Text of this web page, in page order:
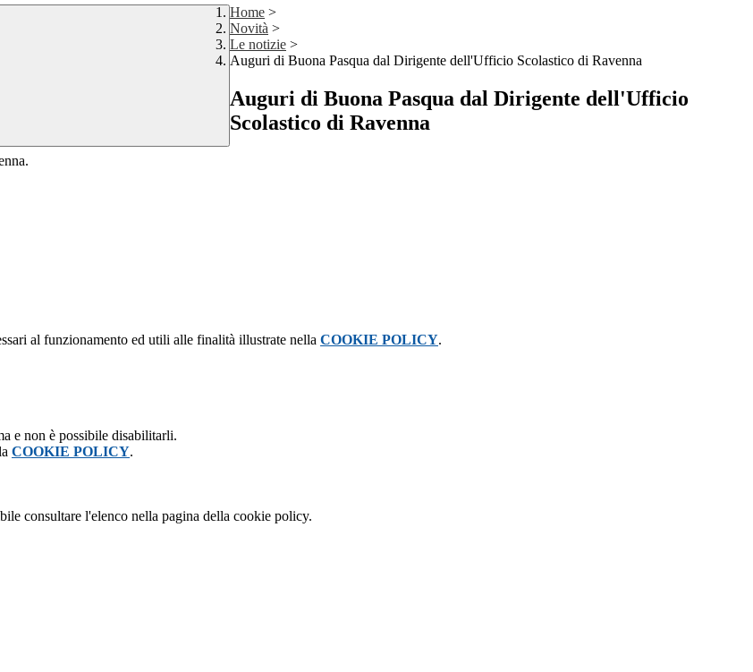
Home >
Novità >
Le notizie >
Auguri di Buona Pasqua dal Dirigente dell'Ufficio Scolastico di Ravenna
Auguri di Buona Pasqua dal Dirigente dell'Ufficio
Scolastico di Ravenna
al funzionamento ed utili alle finalità illustrate nella COOKIE POLICY.
e non è possibile disabilitarli.
COOKIE POLICY.
consultare l'elenco nella pagina della cookie policy.